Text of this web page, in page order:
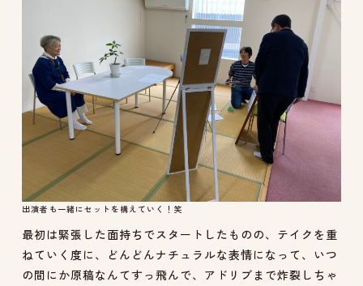
出演者も一緒にセットを構えていく！笑
最初は緊張した面持ちでスタートしたものの、テイクを重
ねていく度に、どんどんナチュラルな表情になって、いつ
の間にか原稿なんてすっ飛んで、アドリブまで炸裂しちゃ